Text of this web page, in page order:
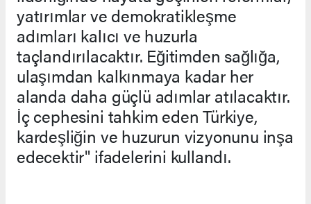
yatırımlar ve demokratikleşme
adımları kalıcı ve huzurla
taçlandırılacaktır. Eğitimden sağlığa,
ulaşımdan kalkınmaya kadar her
alanda daha güçlü adımlar atılacaktır.
İç cephesini tahkim eden Türkiye,
kardeşliğin ve huzurun vizyonunu inşa
edecektir" ifadelerini kullandı.